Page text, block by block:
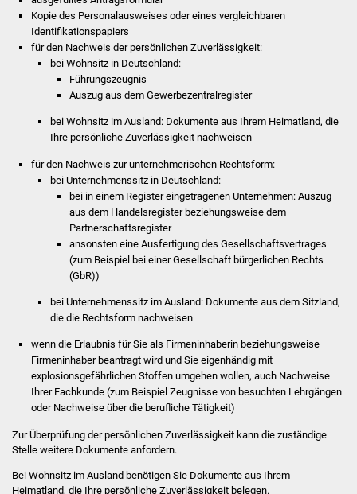
Kopie des Personalausweises oder eines vergleichbaren
Identifikationspapiers
für den Nachweis der persönlichen Zuverlässigkeit:
bei Wohnsitz in Deutschland:
Führungszeugnis
Auszug aus dem Gewerbezentralregister
bei Wohnsitz im Ausland: Dokumente aus Ihrem Heimatland, die
Ihre persönliche Zuverlässigkeit nachweisen
für den Nachweis zur unternehmerischen Rechtsform:
bei Unternehmenssitz in Deutschland:
bei in einem Register eingetragenen Unternehmen: Auszug
aus dem Handelsregister beziehungsweise dem
Partnerschaftsregister
ansonsten eine Ausfertigung des Gesellschaftsvertrages
(zum Beispiel bei einer Gesellschaft bürgerlichen Rechts
(GbR))
bei Unternehmenssitz im Ausland: Dokumente aus dem Sitzland,
die die Rechtsform nachweisen
wenn die Erlaubnis für Sie als Firmeninhaberin beziehungsweise
Firmeninhaber beantragt wird und Sie eigenhändig mit
explosionsgefährlichen Stoffen umgehen wollen, auch Nachweise
Ihrer Fachkunde (zum Beispiel Zeugnisse von besuchten Lehrgängen
oder Nachweise über die berufliche Tätigkeit)
Zur Überprüfung der persönlichen Zuverlässigkeit kann die zuständige
Stelle weitere Dokumente anfordern.
Bei Wohnsitz im Ausland benötigen Sie Dokumente aus Ihrem
Heimatland, die Ihre persönliche Zuverlässigkeit belegen.